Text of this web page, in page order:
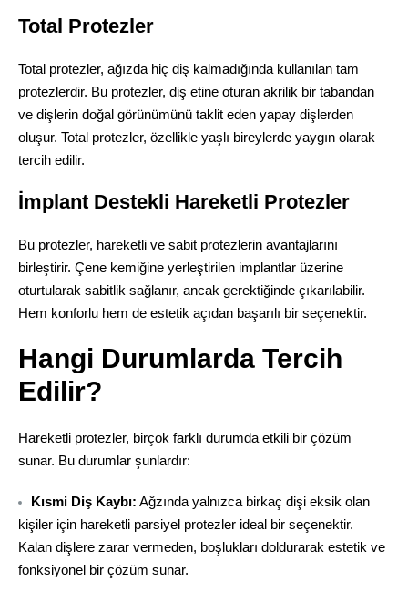
Total Protezler
Total protezler, ağızda hiç diş kalmadığında kullanılan tam
protezlerdir. Bu protezler, diş etine oturan akrilik bir tabandan
ve dişlerin doğal görünümünü taklit eden yapay dişlerden
oluşur. Total protezler, özellikle yaşlı bireylerde yaygın olarak
tercih edilir.
İmplant Destekli Hareketli Protezler
Bu protezler, hareketli ve sabit protezlerin avantajlarını
birleştirir. Çene kemiğine yerleştirilen implantlar üzerine
oturtularak sabitlik sağlanır, ancak gerektiğinde çıkarılabilir.
Hem konforlu hem de estetik açıdan başarılı bir seçenektir.
Hangi Durumlarda Tercih
Edilir?
Hareketli protezler, birçok farklı durumda etkili bir çözüm
sunar. Bu durumlar şunlardır:
Kısmi Diş Kaybı: Ağzında yalnızca birkaç dişi eksik olan
kişiler için hareketli parsiyel protezler ideal bir seçenektir.
Kalan dişlere zarar vermeden, boşlukları doldurarak estetik ve
fonksiyonel bir çözüm sunar.